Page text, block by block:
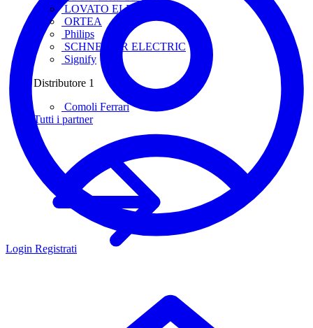
LOVATO ELECTRIC
ORTEA
Philips
SCHNEIDER ELECTRIC
Signify
Distributore 1
Comoli Ferrari
Tutti i partner
Login Registrati